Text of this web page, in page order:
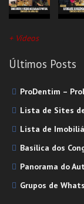
+ Vídeos
Últimos Posts
ProDentim –
Lista de Sites
Lista de
Basílica dos
Panorama do
Grupos de